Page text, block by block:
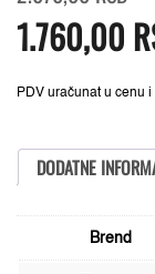
je
1.760,00 je:
PDV uračunat u cenu
DODATNE
Brend